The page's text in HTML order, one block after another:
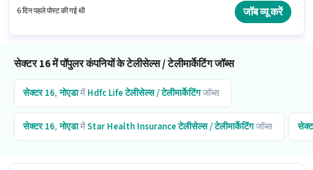
स्किल होना अनिवार्य है। आवेदकों के पास कम से कम 12वीं पास डिग्री या सर्टिफिकेट होना
6 दिन पहले पोस्ट की गई थी जॉब व्यू करें
सेक्टर 16 में पॉपुलर कंपनियों के टेलीसेल्स / टेलीमार्केटिंग जॉब्स
सेक्टर 16,नोएडामें Hdfc Lifeटेलीसेल्स / टेलीमार्केटिंगजॉब्स
सेक्टर 16,नोएडामेंStar Health Insuranceटेलीसेल्स / टेलीमार्केटिंगजॉब्स